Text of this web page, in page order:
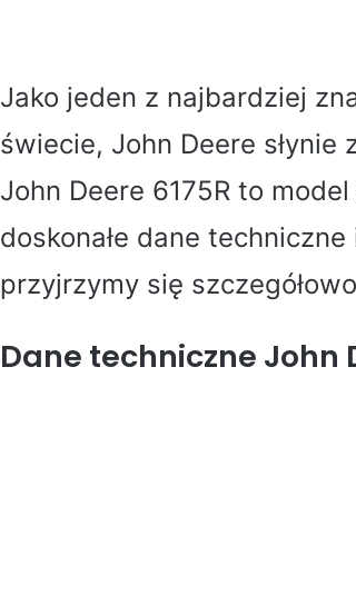
Jako jeden z najbardziej
świecie, John Deere
John Deere 6175R to
doskonałe dane
przyjrzymy się
Dane techniczne John